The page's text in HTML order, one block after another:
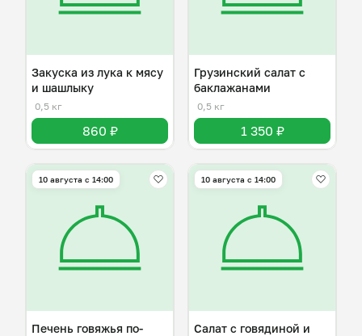
Закуска из лука к мясу
и шашлыку
0,5 кг
860 ₽
Грузинский салат с
баклажанами
0,5 кг
1 350 ₽
10 августа с 14:00
Печень говяжья по-
10 августа с 14:00
Салат с говядиной и